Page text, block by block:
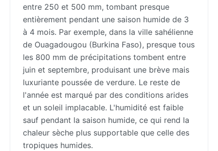
entre 250 et 500 mm, tombant presque
entièrement pendant une saison humide de 3
à 4 mois. Par exemple, dans la ville sahélienne
de Ouagadougou (Burkina Faso), presque tous
les 800 mm de précipitations tombent entre
juin et septembre, produisant une brève mais
luxuriante poussée de verdure. Le reste de
l'année est marqué par des conditions arides
et un soleil implacable. L'humidité est faible
sauf pendant la saison humide, ce qui rend la
chaleur sèche plus supportable que celle des
tropiques humides.